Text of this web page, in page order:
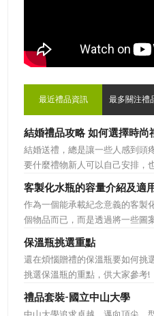
最近禮品資訊 最多關注禮
結婚禮品攻略 如何選擇時
結婚送禮，總是讓一些人感到頭
要什麼禮物新人可以自己安排，
朋友之間還是禮物顯得更加親密
直是許多人最棘手的任務，送得
的。下面為大家準備的一份簡單
大家排憂解難吧! ...
客製化水瓶的容量介紹及適
作為一個能承載紀念意義的客製
個物品而已，而是透過將一些圖
來象徵公司的特有文化。它塑造
的特色，同時也能表達對於接受
作為一樣每天都會用到的必需品
容乃大的寓意，適合做...
保溫瓶挑選重點
還在煩惱贈禮的保溫瓶要如何挑
挑選保溫瓶的重點，供大家參考
的包裝外盒或說明書上會標示保
>68℃的保溫瓶。 重點二：開蓋
禮品套裝-國立中山大學